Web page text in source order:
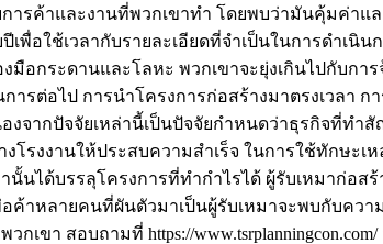
ารค้าและงานที่พวกเขาทำ โดยพบว่ามันคุ้มค่า
อใช้เวลากับรายละเอียดที่จำเป็นในการดำเนิ
อกระดานและโลหะ พวกเขาจะยุ่งเกินไปกับกา
ต่อไป การนำโครงการก่อสร้างมาตรงเวลา
งจากปัจจัยเหล่านี้เป็นปัจจัยกำหนดว่าธุรกิจที่ทำ
รงงานให้ประสบความสำเร็จ ในการใช้ทักษะเ
นได้บรรลุโครงการที่ทำกำไรได้ ผู้รับเหมาก่อส
ค้าหลายคนที่ผันตัวมาเป็นผู้รับเหมาจะพบกับค
ขา สอบถามที่ https://